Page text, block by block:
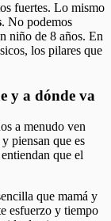
fuertes. Lo mismo
. No podemos
niño de 8 años. En
los pilares que
y a dónde va
a menudo ven
piensan que es
que el
que mamá y
esfuerzo y tiempo